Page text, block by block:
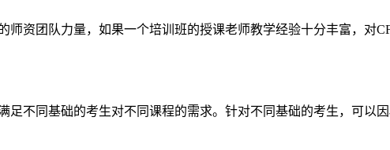
师资团队力量，如果一个培训班的授课老师教学经验十分丰富，对
同基础的考生对不同课程的需求。针对不同基础的考生，可以因